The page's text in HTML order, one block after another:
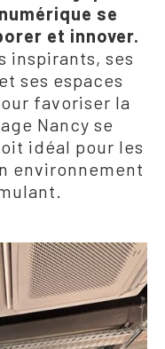
se
et innover.
inspirants, ses
ses espaces
favoriser la
Nancy se
idéal pour les
environnement